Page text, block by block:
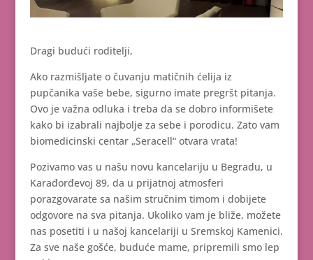
Dragi budući roditelji,
Ako razmišljate o čuvanju matičnih ćelija iz
pupčanika vaše bebe, sigurno imate pregršt pitanja.
Ovo je važna odluka i treba da se dobro informišete
kako bi izabrali najbolje za sebe i porodicu. Zato vam
biomedicinski centar „Seracell“ otvara vrata!
Pozivamo vas u našu novu kancelariju u Begradu, u
Karađorđevoj 89, da u prijatnoj atmosferi
porazgovarate sa našim stručnim timom i dobijete
odgovore na sva pitanja. Ukoliko vam je bliže, možete
nas posetiti i u našoj kancelariji u Sremskoj Kamenici.
Za sve naše gošće, buduće mame, pripremili smo lep